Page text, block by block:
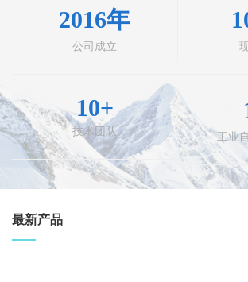
护等一条 龙的工业自动化系统性服务；
企业文化：踏实、拼搏、责任。
经营理念：持诚信互利共荣，以厚德载物。
企业愿景：推动产业升级，打造智慧工厂，
2016年
公司成立
10+
技术团队 工业
最新产品